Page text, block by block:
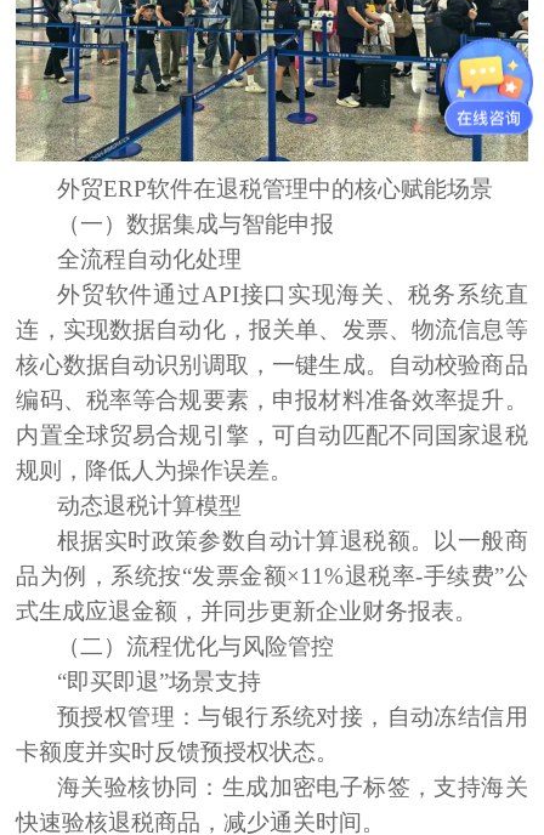
外贸ERP软件在退税管理中的核心赋能场景
（一）数据集成与智能申报
全流程自动化处理
外贸软件通过API接口实现海关、税务系统直
连， 实现数据自动化，报关单、发票、物流信息等
核心数据自动识别调取，一键生成。自动校验商品
编码、税率等合规要素，申报材料准备效率提升。
内置全球贸易合规引擎，可自动匹配不同国家退税
规则，降低人为操作误差。
动态退税计算模型
根据实时政策参数自动计算退税额。以一般商
品为例，系统按“发票金额×11%退税率-手续费”公
式生成应退金额，并同步更新企业财务报表。
（二）流程优化与风险管控
“即买即退”场景支持
预授权管理：与银行系统对接，自动冻结信用
卡额度并实时反馈预授权状态。
海关验核协同：生成加密电子标签，支持海关
快速验核退税商品，减少通关时间。